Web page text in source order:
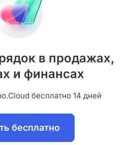
в продажах,
и финансах
бесплатно 14 дней
бесплатно